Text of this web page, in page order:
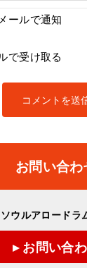
ールで通知
で受け取る
お問い合わ
ソウルアロードラ
▸ お問い合